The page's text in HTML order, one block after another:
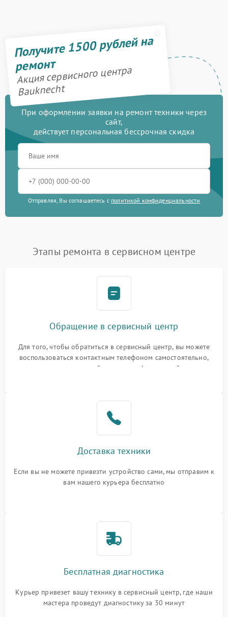
Получите 1500 рублей на
ремонт
Акция сервисного центра
Bauknecht
При оформлении заявки на ремонт техники через
сайт,
действует персональная бессрочная скидка
Отправляя, Вы соглашаетесь с политикой конфиденциальности
Этапы ремонта в сервисном центре
Обращение в сервисный центр
Для того, чтобы обратиться в сервисный центр, вы можете
воспользоваться контактным телефоном самостоятельно,
или оставить свой номер телефона на сайте
Доставка техники
Если вы не можете привезти устройство сами, мы отправим к
вам нашего курьера бесплатно
Бесплатная диагностика
Курьер привезет вашу технику в сервисный центр, где наши
мастера проведут диагностику за 30 минут